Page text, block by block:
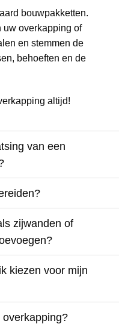
bouwpakketten.
uw overkapping of
en stemmen de
behoeften en de
altijd!
van een
zijwanden of
kiezen voor mijn